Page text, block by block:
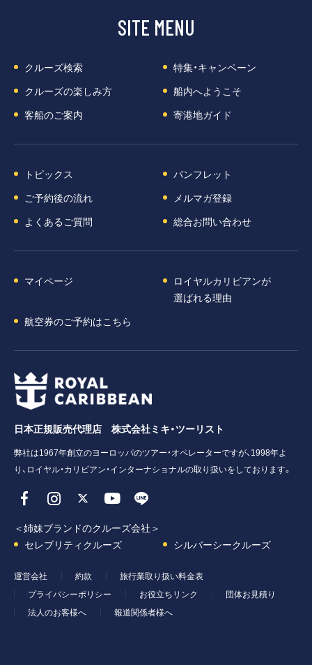
SITE MENU
クルーズ検索
特集・キャンペーン
クルーズの楽しみ方
船内へようこそ
客船のご案内
寄港地ガイド
トピックス
パンフレット
ご予約後の流れ
メルマガ登録
よくあるご質問
総合お問い合わせ
マイページ
ロイヤルカリビアンが
選ばれる理由
航空券のご予約はこちら
日本正規販売代理店 株式会社ミキ・ツーリスト
弊社は1967年創立のヨーロッパのツアー・オペレーターですが、1998年よ
り、ロイヤル・カリビアン・インターナショナルの取り扱いをしております。
＜姉妹ブランドのクルーズ会社＞
セレブリティクルーズ
シルバーシークルーズ
運営会社 約款
旅行業取り扱い料金表
プライバシーポリシー
お役立ちリンク
団体お見積り
法人のお客様へ
報道関係者様へ